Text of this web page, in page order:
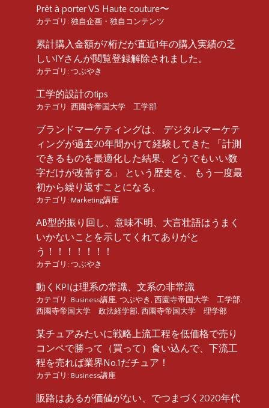
Prêt à porter VS Haute couture〜
カテゴリ: 独自企画・独自コンテンツ
累計購入金額が7桁だが直近1年の購入実績の乏
しいIYさんが閲覧登録解除されました。
カテゴリ: つぶやき
工学的設計のtips
カテゴリ: 西園寺帝国大学 工学部
ブランドマーケティングは、 デジタルマーケテ
ィングが過去20年間かけて経験してきた 「計測
できるものを最適化した結果、どうでもいい数
字だけが改善する」 という歴史を、 もう一度最
初から繰り返すことになる。
カテゴリ: Marketing講座
AB型的振り回し、意味不明、大言壮語はうまく
いかないことを示してくれてありがと
う！！！！！！！
カテゴリ: つぶやき
動くKPIは理系の常識、文系の非常識
カテゴリ: Business講座 つぶやき 西園寺帝国大学 工学部
西園寺帝国大学 政法経学部 西園寺帝国大学 理学部
某チュアみたいに戦略上流工程を低価格で売り
コンペで勝って（買って）食い込んで、下流工
程を売れば業界No.1だチュア！
カテゴリ: Business講座
販路はあるが価値がない、でつまづく2020年代